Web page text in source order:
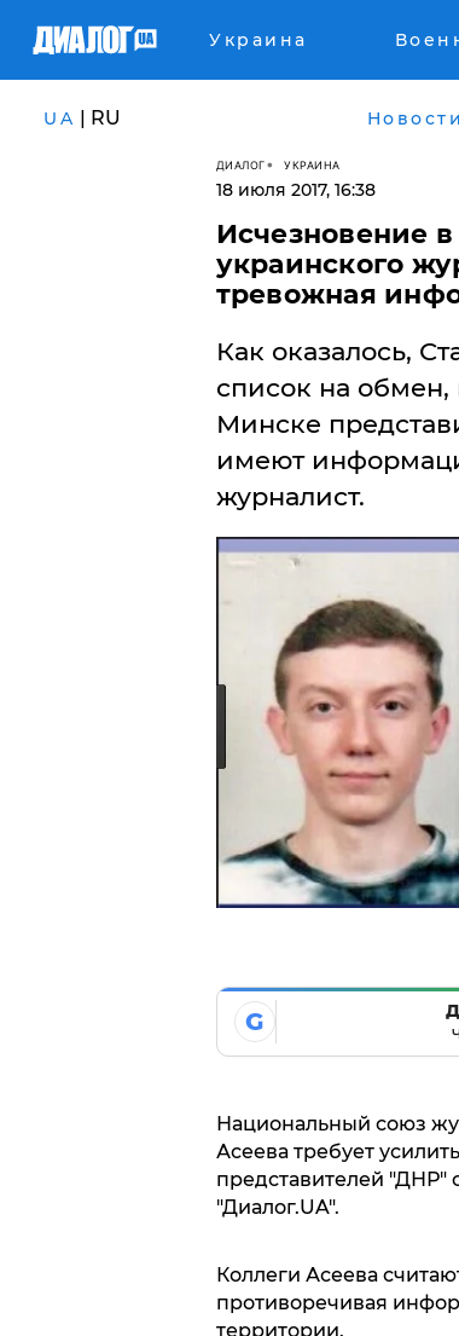
Украина
UA | RU Новости
ДИАЛОГ УКРАИНА
18 июля 2017, 16:38
Исчезновение
украинского
тревожная
Как оказалось,
список на
Минске
имеют
журналист.
G
Национальный союз
Асеева требует
представителей "ДНР"
"Диалог.UA".
Коллеги Асеева
противоречивая
территории.